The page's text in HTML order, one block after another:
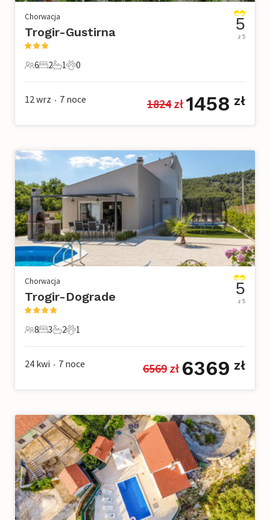
Chorwacja
Trogir-Gustirna
6 Goście
6
2 Sypialnie
2
1 Łazienka
1
0 Zwierzęta domowe
0
5
z 5
12 wrz • 7 noce 1824 zł 1458 zł
Chorwacja
Trogir-Dograde
8 Goście
8
3 Sypialnie
3
2 Łazienki
2
1 Zwierzę domowe
1
5
z 5
24 kwi • 7 noce 6569 zł 6369 zł